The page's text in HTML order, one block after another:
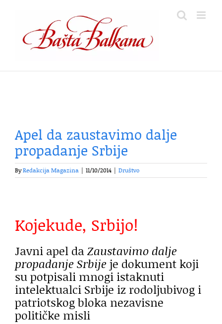
content
Apel da zaustavimo dalje
propadanje Srbije
ByRedakcija Magazina 11/10/2014 Društvo
Kojekude, Srbijo!
Javni apel daZaustavimo dalje
propadanje Srbijeje dokument koji
su potpisali mnogi istaknuti
intelektualci Srbije iz rodoljubivog i
patriotskog bloka nezavisne
političke misli